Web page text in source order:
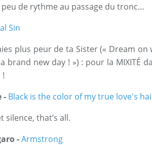
de rythme au passage du tronc…
Sin
plus peur de ta Sister (« Dream
brand new day ! ») : pour la MIXITÉ
!
- Black is the color of my true love's
silence, that’s all.
-Armstrong